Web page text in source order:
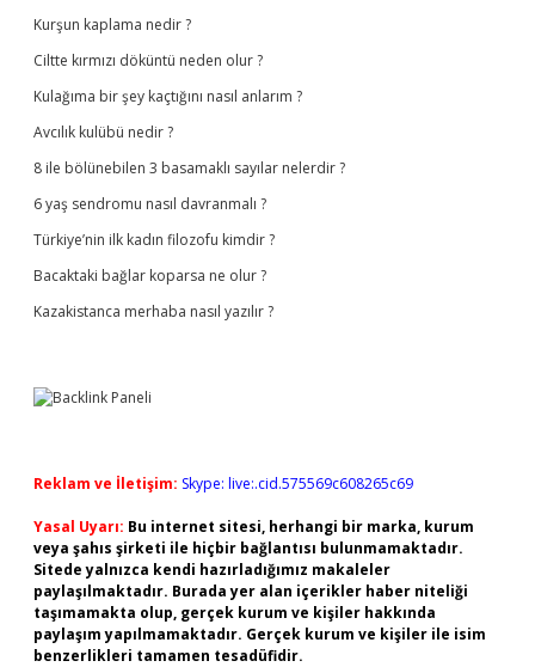
Kurşun kaplama nedir ?
Ciltte kırmızı döküntü neden olur ?
Kulağıma bir şey kaçtığını nasıl anlarım ?
Avcılık kulübü nedir ?
8 ile bölünebilen 3 basamaklı sayılar nelerdir ?
6 yaş sendromu nasıl davranmalı ?
Türkiye’nin ilk kadın filozofu kimdir ?
Bacaktaki bağlar koparsa ne olur ?
Kazakistanca merhaba nasıl yazılır ?
Reklam ve İletişim: Skype: live:.cid.575569c608265c69
Yasal Uyarı: Bu internet sitesi, herhangi bir marka, kurum
veya şahıs şirketi ile hiçbir bağlantısı bulunmamaktadır.
Sitede yalnızca kendi hazırladığımız makaleler
paylaşılmaktadır. Burada yer alan içerikler haber niteliği
taşımamakta olup, gerçek kurum ve kişiler hakkında
paylaşım yapılmamaktadır. Gerçek kurum ve kişiler ile isim
benzerlikleri tamamen tesadüfidir.